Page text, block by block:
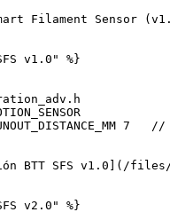
Filament Sensor
v1.0" %}
BTT SFS v1.0](/files/
v2.0" %}